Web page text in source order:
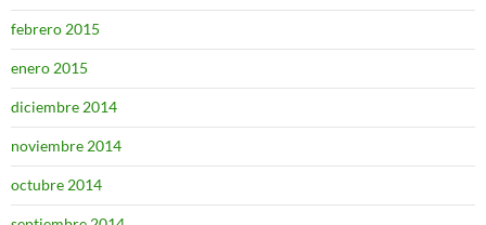
febrero 2015
enero 2015
diciembre 2014
noviembre 2014
octubre 2014